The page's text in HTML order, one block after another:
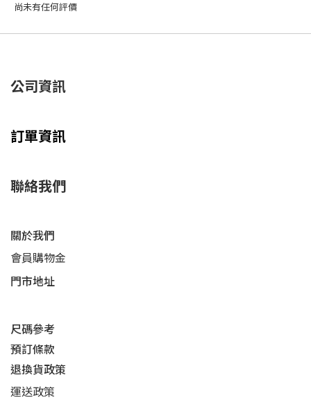
尚未有任何評價
公司資訊
訂單資訊
聯絡我們
關於我們
會員購物金
門市地址
尺碼參考
預訂條款
退換貨政策​
運送政策​